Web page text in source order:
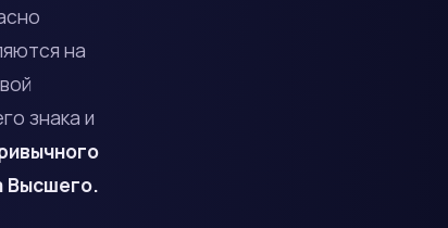
на
знака и
Высшего.